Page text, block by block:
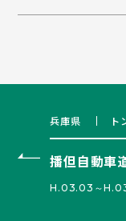
兵庫県 ト
播但自動車
H.03.03～